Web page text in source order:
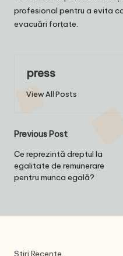
profesional pentru a evita
evacuări forțate.
press
View All Posts
Post
navigation
Previous Post
Ce reprezintă dreptul la
egalitate de remunerare
pentru munca egală?
Stiri Recente